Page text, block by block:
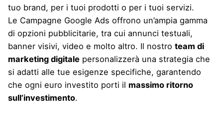
tuo brand, per i tuoi prodotti o per i tuoi servizi.
Le Campagne Google Ads offrono un’ampia gamma
di opzioni pubblicitarie, tra cui annunci testuali,
banner visivi, video e molto altro. Il nostro team di
marketing digitale personalizzerà una strategia che
si adatti alle tue esigenze specifiche, garantendo
che ogni euro investito porti il massimo ritorno
sull’investimento.